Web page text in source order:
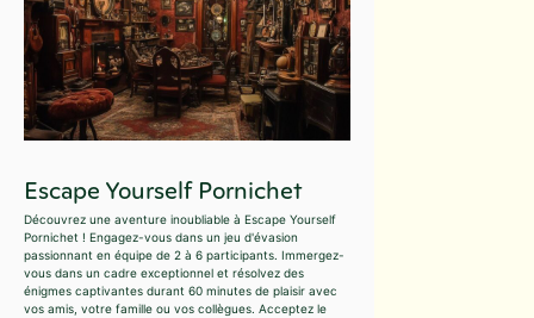
Escape Yourself Pornichet
Découvrez une aventure inoubliable à Escape Yourself
Pornichet ! Engagez-vous dans un jeu d'évasion
passionnant en équipe de 2 à 6 participants. Immergez-
vous dans un cadre exceptionnel et résolvez des
énigmes captivantes durant 60 minutes de plaisir avec
vos amis, votre famille ou vos collègues. Acceptez le